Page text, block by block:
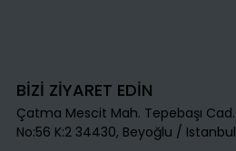
BİZİ ZİYARET EDİN
Çatma Mescit Mah. Tepebaşı Cad.
No:56 K:2 34430, Beyoğlu / Istanbul​